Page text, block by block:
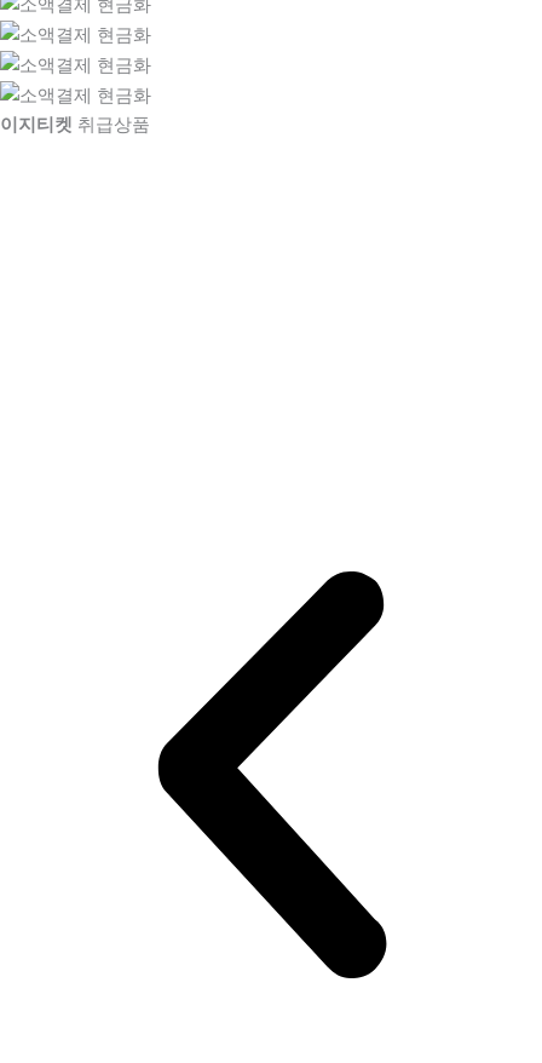
이지티켓 취급상품